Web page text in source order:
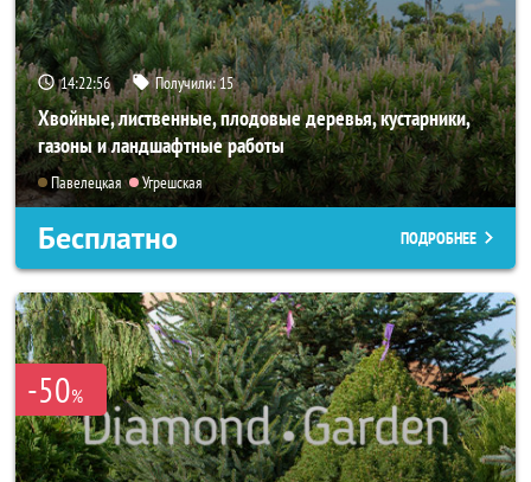
14:22:54 Получили:15
Хвойные, лиственные, плодовые деревья, кустарники,
газоны и ландшафтные работы
Павелецкая Угрешская
Бесплатно ПОДРОБНЕЕ
-50%